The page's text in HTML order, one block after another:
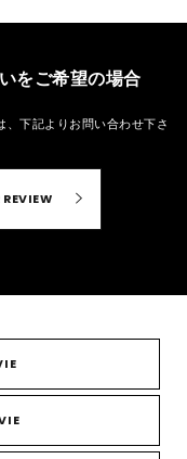
をご希望の場合
下記よりお問い合わせ下さ
REVIEW